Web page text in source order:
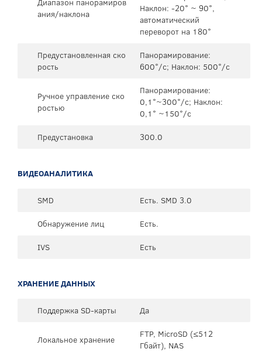
ания/наклона
Наклон: -20° ~ 90°,
автоматический
переворот на 180°
Предустановленная ско
рость
Панорамирование:
600°/с; Наклон: 500°/с
Ручное управление ско
ростью
Панорамирование:
0,1°~300°/с; Наклон:
0,1° ~150°/с
Предустановка
300.0
ВИДЕОАНАЛИТИКА
SMD
Есть. SMD 3.0
Обнаружение лиц
Есть.
IVS
Есть
ХРАНЕНИЕ ДАННЫХ
Поддержка SD-карты Да
Локальное хранение
FTP, MicroSD (≤512
Гбайт), NAS